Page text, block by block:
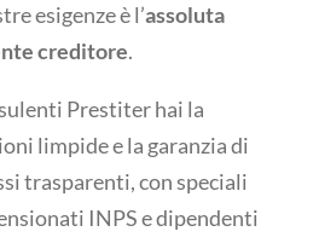
esigenze è l’assoluta
creditore.
Prestiter hai la
limpide e la garanzia di
trasparenti, con speciali
INPS e dipendenti